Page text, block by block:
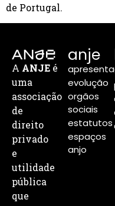
de Portugal.
A ANJE é
uma
associação
de
direito
privado
e
utilidade
pública
que
anje
evolução
orgãos
sociais
estatutos
espaços
anjo